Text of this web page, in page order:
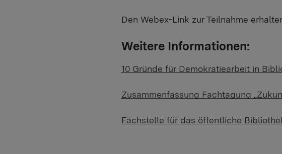
Den Webex-Link zur Teilnahme
Weitere Informationen:
10 Gründe für Demokratiearbeit in
Zusammenfassung Fachtagung
Fachstelle für das öffentliche